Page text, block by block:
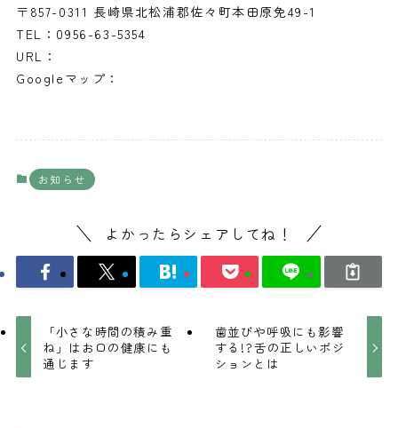
〒857-0311 長崎県北松浦郡佐々町本田原免49-1
TEL：0956-63-5354
URL：
Googleマップ：
お知らせ
よかったらシェアしてね！
「小さな時間の積み重
ね」はお口の健康にも
通じます
歯並びや呼吸にも影響
する!?舌の正しいポジ
ションとは